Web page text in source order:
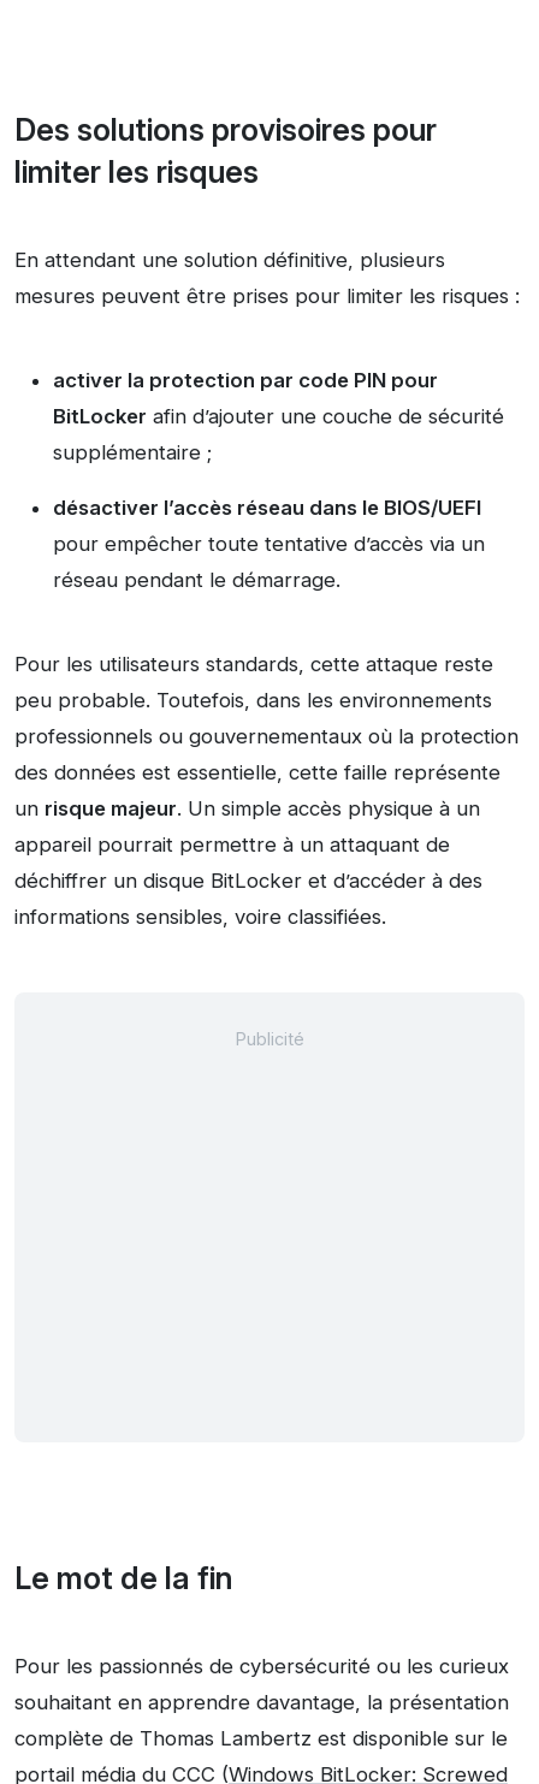
Des solutions provisoires pour
limiter les risques
En attendant une solution définitive, plusieurs
mesures peuvent être prises pour limiter les risques :
activer la protection par code PIN pour
BitLocker afin d’ajouter une couche de sécurité
supplémentaire ;
désactiver l’accès réseau dans le BIOS/UEFI
pour empêcher toute tentative d’accès via un
réseau pendant le démarrage.
Pour les utilisateurs standards, cette attaque reste
peu probable. Toutefois, dans les environnements
professionnels ou gouvernementaux où la protection
des données est essentielle, cette faille représente
un risque majeur. Un simple accès physique à un
appareil pourrait permettre à un attaquant de
déchiffrer un disque BitLocker et d’accéder à des
informations sensibles, voire classifiées.
Le mot de la fin
Pour les passionnés de cybersécurité ou les curieux
souhaitant en apprendre davantage, la présentation
complète de Thomas Lambertz est disponible sur le
portail média du CCC (Windows BitLocker: Screwed